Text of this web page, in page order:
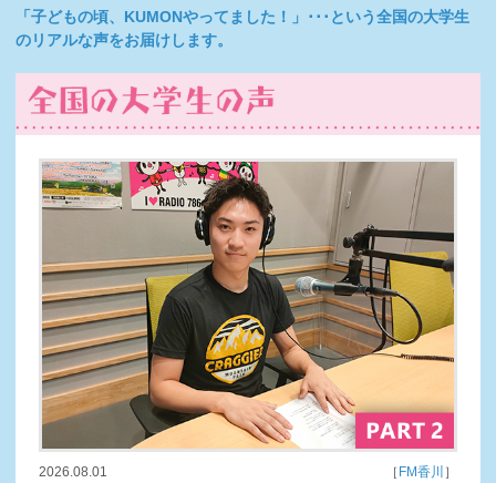
「子どもの頃、KUMONやってました！」･･･という全国の大学生
のリアルな声をお届けします。
2026.08.01 ［ FM香川 ］